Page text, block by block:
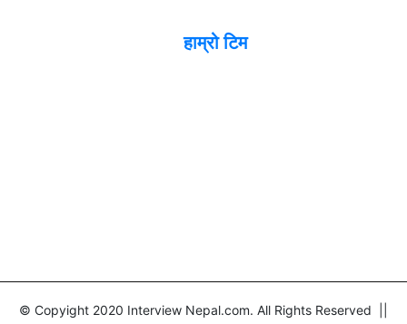
हाम्रो टिम
© Copyight 2020 Interview Nepal.com. All Rights Reserved ||